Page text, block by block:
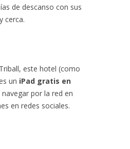
de descanso con sus
cerca.
este hotel (como
un iPad gratis en
por la red en
en redes sociales.